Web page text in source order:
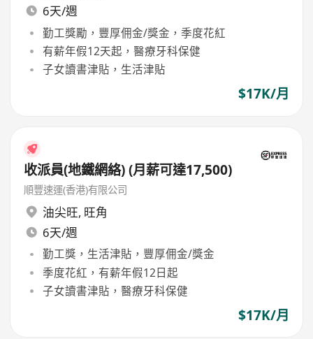
6天/週
勤工獎勵，豐厚佣金/獎金，季度花紅
有薪年假12天起，醫療牙科保健
子女讀書津貼，生活津貼
$17K/月
收派員(地鐵網絡) (月薪可達17,500)
順豐速運(香港)有限公司
油尖旺, 旺角
6天/週
勤工獎，生活津貼，豐厚佣金/獎金
季度花紅，有薪年假12日起
子女讀書津貼，醫療牙科保健
$17K/月